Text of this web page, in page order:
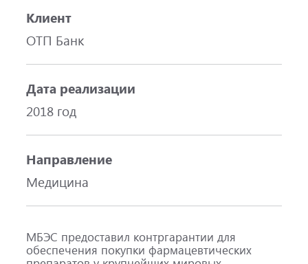
Клиент
ОТП Банк
Дата реализации
2018 год
Направление
Медицина
МБЭС предоставил контргарантии для
обеспечения покупки фармацевтических